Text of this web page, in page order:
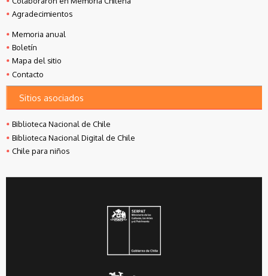
Agradecimientos
Memoria anual
Boletín
Mapa del sitio
Contacto
Sitios asociados
Biblioteca Nacional de Chile
Biblioteca Nacional Digital de Chile
Chile para niños